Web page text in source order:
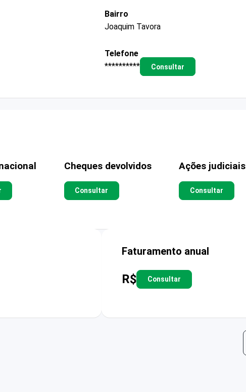
Bairro
Joaquim Tavora
Telefone
**********
Consultar
Cheques devolvidos
Consultar
Ações judiciais
Consultar
Faturamento anual
R$ Consultar